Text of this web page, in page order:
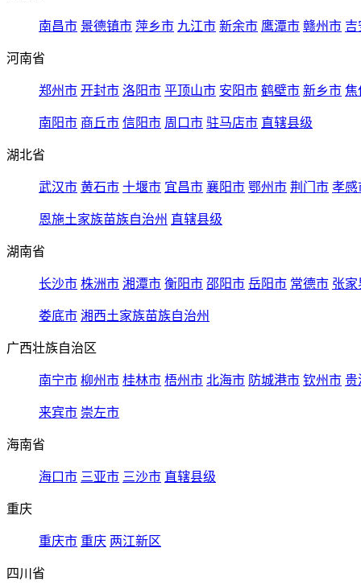
南昌市 景德镇市 萍乡市 九江市 新余市 鹰潭市 赣州市 吉
河南省
郑州市 开封市 洛阳市 平顶山市 安阳市 鹤壁市 新乡市 焦
南阳市 商丘市 信阳市 周口市 驻马店市 直辖县级
湖北省
武汉市 黄石市 十堰市 宜昌市 襄阳市 鄂州市 荆门市 孝感
恩施土家族苗族自治州 直辖县级
湖南省
长沙市 株洲市 湘潭市 衡阳市 邵阳市 岳阳市 常德市 张家
娄底市 湘西土家族苗族自治州
广西壮族自治区
南宁市 柳州市 桂林市 梧州市 北海市 防城港市 钦州市 贵
来宾市 崇左市
海南省
海口市 三亚市 三沙市 直辖县级
重庆
重庆市 重庆 两江新区
四川省